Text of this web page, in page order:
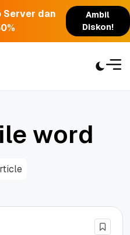
Server dan
Ambil
Diskon!
ile word